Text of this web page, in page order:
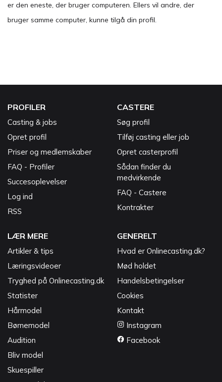
er den eneste, der bruger computeren. Ellers vil andre, der
bruger samme computer, kunne tilgå din profil.
PROFILER
Casting & jobs
Opret profil
Priser og medlemskaber
FAQ - Profiler
Succesoplevelser
Log ind
RSS
CASTERE
Søg profil
Tilføj casting eller job
Opret casterprofil
Sådan finder du
medvirkende
FAQ - Castere
Kontrakter
LÆR MERE
Artikler & tips
Læringsvideoer
Tryghed på Onlinecasting.dk
Statister
Hårmodel
Børnemodel
Audition
Bliv model
Skuespiller
GENERELT
Hvad er Onlinecasting.dk?
Mød holdet
Handelsbetingelser
Cookies
Kontakt
Instagram
Facebook